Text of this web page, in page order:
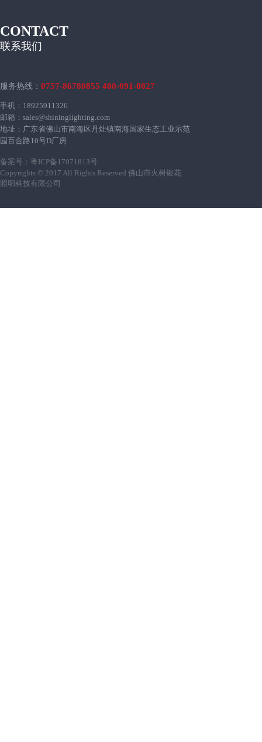
CONTACT
联系我们
服务热线： 0757-86780855 400-091-0027
手机：18925911326
邮箱：sales@shininglighting.com
地址：广东省佛山市南海区丹灶镇南海国家生态工业示范
园百合路10号D厂房
备案号： 粤ICP备17071813号
Copyrights © 2017 All Rights Reserved 佛山市火树银花
照明科技有限公司